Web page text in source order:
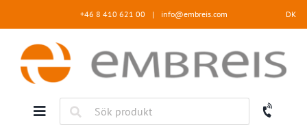
+46 8 410 621 00 | info@embreis.com DK